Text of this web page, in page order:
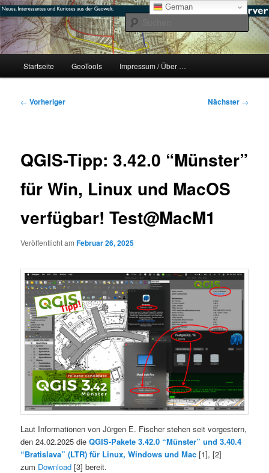
Zum
primären
Inhalt
springen#geoObserver
mikeE's GeoBlog
Startseite GeoTools Impressum / Über …
Beitragsnavigation
← Vorheriger Nächster →
QGIS-Tipp: 3.42.0 “Münster”
für Win, Linux und MacOS
verfügbar! Test@MacM1
Veröffentlicht amFebruar 26, 2025
Laut Informationen von Jürgen E. Fischer stehen seit vorgestern,
den 24.02.2025 dieQGIS-Pakete 3.42.0 “Münster” und 3.40.4
“Bratislava” (LTR) für Linux, Windows und Mac [1], [2]
zum Download [3] bereit.
German